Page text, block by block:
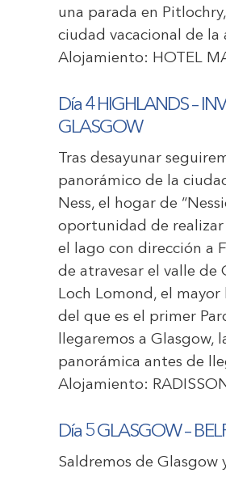
una parada en
ciudad vacacional de la
Alojamiento: HOTEL
Día 4 HIGHLANDS –
GLASGOW
Tras desayunar
panorámico de la
Ness, el hogar de
oportunidad de realizar
el lago con dirección a
de atravesar el valle de
Loch Lomond, el
del que es el primer
llegaremos a Glasgow,
panorámica antes de
Alojamiento:
Día 5 GLASGOW –
Saldremos de Glasgow